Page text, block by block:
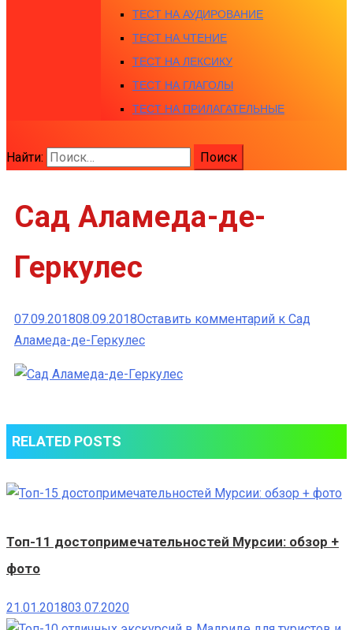
ТЕСТ НА АУДИРОВАНИЕ
ТЕСТ НА ЧТЕНИЕ
ТЕСТ НА ЛЕКСИКУ
ТЕСТ НА ГЛАГОЛЫ
ТЕСТ НА ПРИЛАГАТЕЛЬНЫЕ
Найти:
Сад Аламеда-де-
Геркулес
07.09.201808.09.2018Оставить комментарий к Сад
Аламеда-де-Геркулес
RELATED POSTS
Топ-11 достопримечательностей Мурсии: обзор +
фото
21.01.201803.07.2020